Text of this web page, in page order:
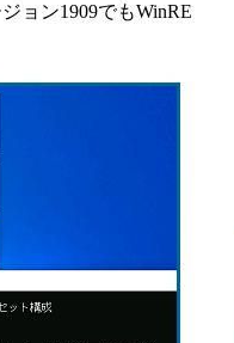
ョン1909でもWinRE